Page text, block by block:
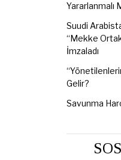
Yararlanmalı
Suudi
“Mekke
İmzaladı
Gelir?
Savunma